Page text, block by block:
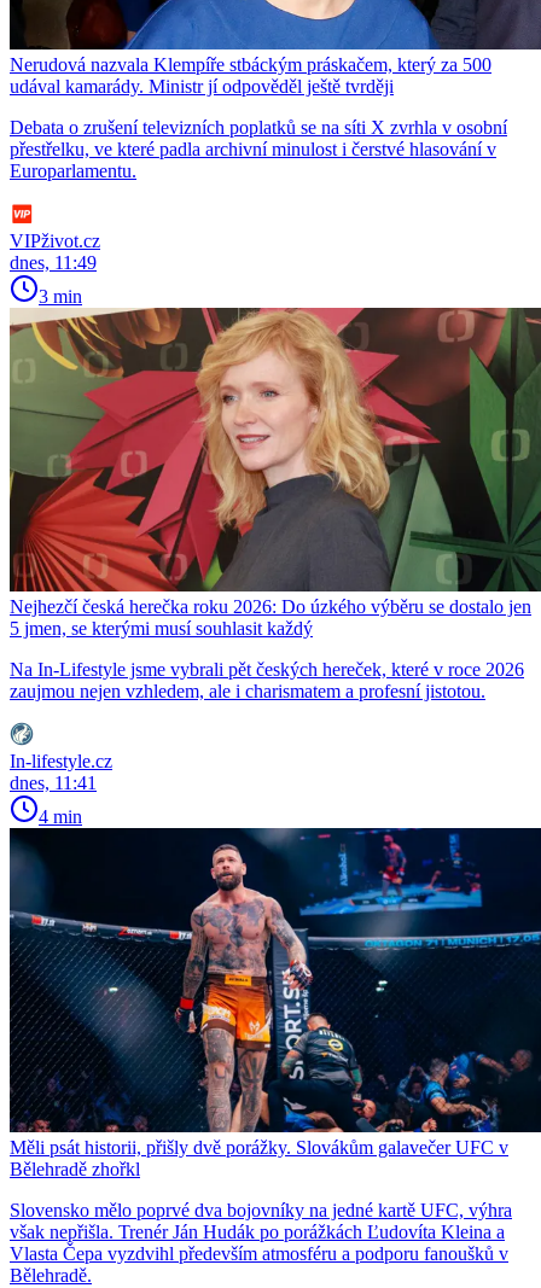
Nerudová nazvala Klempíře stbáckým práskačem, který za 500
udával kamarády. Ministr jí odpověděl ještě tvrději
Debata o zrušení televizních poplatků se na síti X zvrhla v osobní
přestřelku, ve které padla archivní minulost i čerstvé hlasování v
Europarlamentu.
VIPživot.cz
dnes, 11:49
3 min
Nejhezčí česká herečka roku 2026: Do úzkého výběru se dostalo jen
5 jmen, se kterými musí souhlasit každý
Na In-Lifestyle jsme vybrali pět českých hereček, které v roce 2026
zaujmou nejen vzhledem, ale i charismatem a profesní jistotou.
In-lifestyle.cz
dnes, 11:41
4 min
Měli psát historii, přišly dvě porážky. Slovákům galavečer UFC v
Bělehradě zhořkl
Slovensko mělo poprvé dva bojovníky na jedné kartě UFC, výhra
však nepřišla. Trenér Ján Hudák po porážkách Ľudovíta Kleina a
Vlasta Čepa vyzdvihl především atmosféru a podporu fanoušků v
Bělehradě.